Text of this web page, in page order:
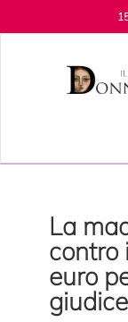
La
contro
euro